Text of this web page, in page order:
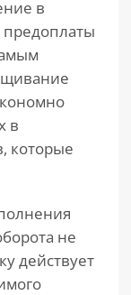
в
в
которые
не
действует